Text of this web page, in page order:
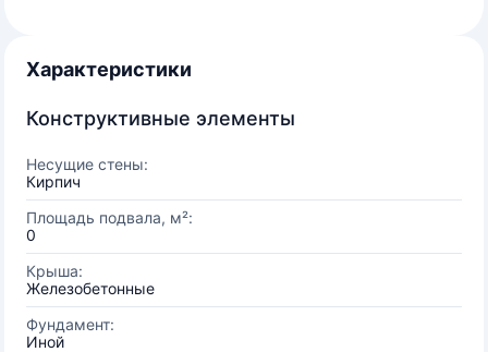
Характеристики
Конструктивные элементы
Несущие стены:
Кирпич
Площадь подвала, м²:
0
Крыша:
Железобетонные
Фундамент:
Иной